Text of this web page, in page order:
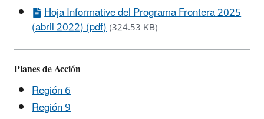
Hoja Informative del Programa Frontera 2025
(abril 2022) (pdf)(324.53 KB)
Planes de Acción
Región 6
Región 9